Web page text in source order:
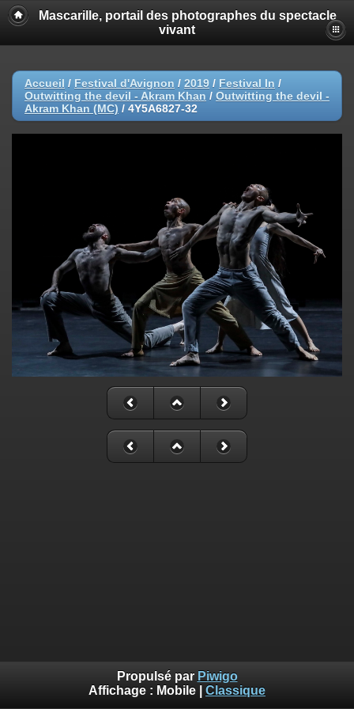
Mascarille, portail des photographes du spectacle
vivant
Accueil / Festival d'Avignon / 2019 / Festival In /
Outwitting the devil - Akram Khan / Outwitting the devil -
Akram Khan (MC) / 4Y5A6827-32
Propulsé par Piwigo
Affichage : Mobile Classique